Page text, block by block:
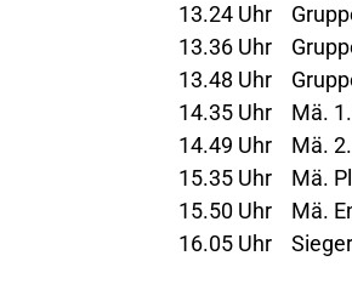
13.24 Uhr
13.36 Uhr
13.48 Uhr
14.35 Uhr Mä. 1.
14.49 Uhr Mä. 2.
15.35 Uhr Mä.
15.50 Uhr Mä.
16.05 Uhr